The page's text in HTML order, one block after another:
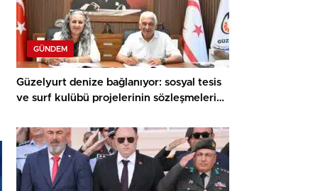
GÜNDEM
Güzelyurt denize bağlanıyor: sosyal tesis
ve surf kulübü projelerinin sözleşmeleri